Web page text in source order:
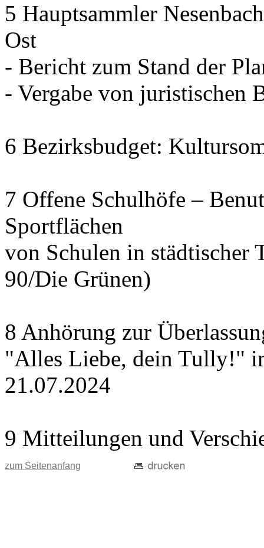
5 Hauptsammler
Ost
- Bericht zum Stand der
- Vergabe von juristischen
6 Bezirksbudget:
7 Offene Schulhöfe –
Sportflächen
von Schulen in städtischer
90/Die Grünen)
8 Anhörung zur
"Alles Liebe, dein Tully!"
21.07.2024
9 Mitteilungen und
zum Seitenanfang